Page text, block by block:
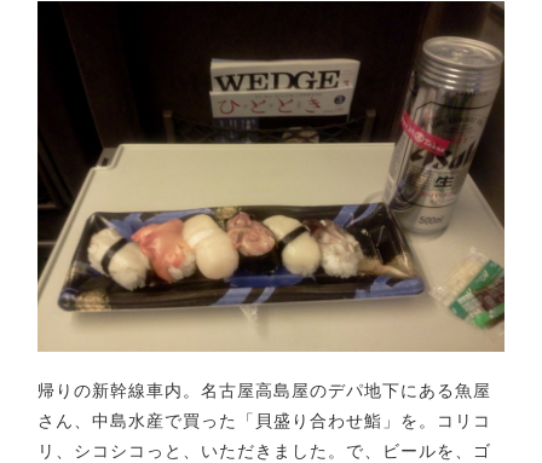
帰りの新幹線車内。名古屋高島屋のデパ地下にある魚屋
さん、中島水産で買った「貝盛り合わせ鮨」を。コリコ
リ、シコシコっと、いただきました。で、ビールを、ゴ